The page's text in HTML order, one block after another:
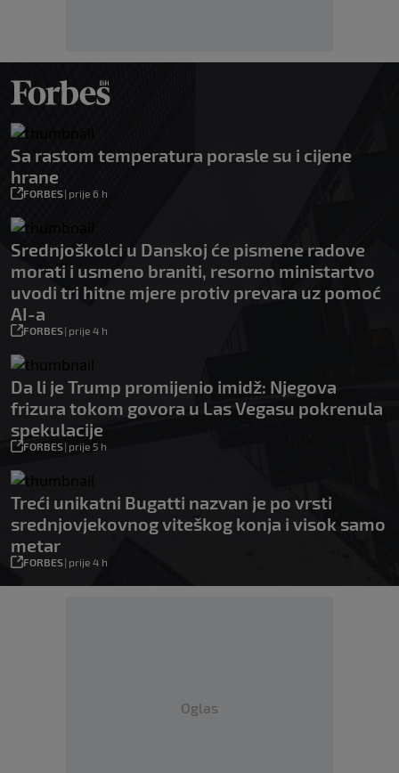
Sa rastom temperatura porasle su i cijene
hrane
FORBES| prije 6 h
Srednjoškolci u Danskoj će pismene radove
morati i usmeno braniti, resorno ministartvo
uvodi tri hitne mjere protiv prevara uz pomoć
AI-a
FORBES| prije 4 h
Da li je Trump promijenio imidž: Njegova
frizura tokom govora u Las Vegasu pokrenula
spekulacije
FORBES| prije 5 h
Treći unikatni Bugatti nazvan je po vrsti
srednjovjekovnog viteškog konja i visok samo
metar
FORBES| prije 4 h
Oglas